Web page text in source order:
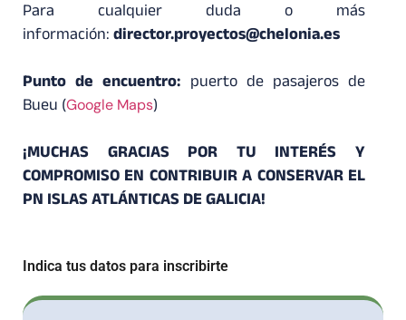
Para cualquier duda o más
información: director.proyectos@chelonia.es
Punto de encuentro: puerto de pasajeros de
Bueu (Google Maps)
¡MUCHAS GRACIAS POR TU INTERÉS Y
COMPROMISO EN CONTRIBUIR A CONSERVAR EL
PN ISLAS ATLÁNTICAS DE GALICIA!
Indica tus datos para inscribirte